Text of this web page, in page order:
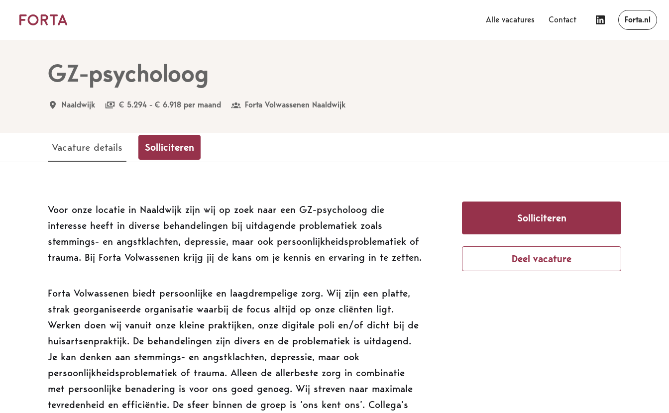
Homepagina
Alle vacatures Contact Forta.nl
GZ-psycholoog
Naaldwijk € 5.294 - € 6.918 per maand Forta Volwassenen Naaldwijk
Vacature details Solliciteren
Voor onze locatie in Naaldwijk zijn wij op zoek naar een GZ-psycholoog die
interesse heeft in diverse behandelingen bij uitdagende problematiek zoals
stemmings- en angstklachten, depressie, maar ook persoonlijkheidsproblematiek of
trauma. Bij Forta Volwassenen krijg jij de kans om je kennis en ervaring in te zetten.
Forta Volwassenen biedt persoonlijke en laagdrempelige zorg. Wij zijn een platte,
strak georganiseerde organisatie waarbij de focus altijd op onze cliënten ligt.
Werken doen wij vanuit onze kleine praktijken, onze digitale poli en/of dicht bij de
huisartsenpraktijk. De behandelingen zijn divers en de problematiek is uitdagend.
Je kan denken aan stemmings- en angstklachten, depressie, maar ook
persoonlijkheidsproblematiek of trauma. Alleen de allerbeste zorg in combinatie
met persoonlijke benadering is voor ons goed genoeg. Wij streven naar maximale
tevredenheid en efficiëntie. De sfeer binnen de groep is ‘ons kent ons’. Collega’s
Solliciteren
Deel vacature